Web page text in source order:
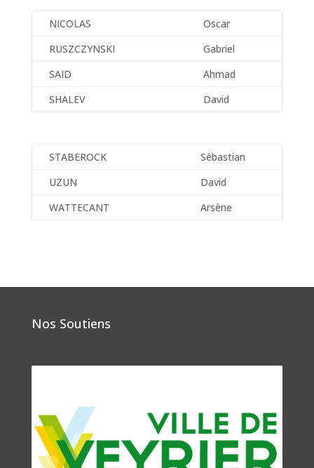
NICOLAS
Oscar
RUSZCZYNSKI
Gabriel
SAID
Ahmad
SHALEV
David
STABEROCK
Sébastian
UZUN
David
WATTECANT
Arsène
Nos Soutiens